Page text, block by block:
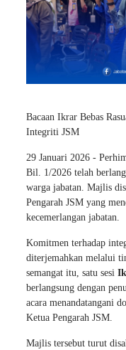
Bacaan Ikrar Bebas
Integriti JSM
29 Januari 2026 -
Bil. 1/2026 telah
warga jabatan. Majlis
Pengarah JSM yang
kecemerlangan jabatan.
Komitmen terhadap
diterjemahkan melalui
semangat itu, satu sesi
berlangsung dengan
acara menandatangani
Ketua Pengarah JSM.
Majlis tersebut turut